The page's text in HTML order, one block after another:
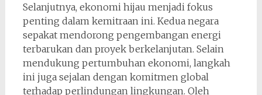
Selanjutnya, ekonomi hijau menjadi fokus
penting dalam kemitraan ini. Kedua negara
sepakat mendorong pengembangan energi
terbarukan dan proyek berkelanjutan. Selain
mendukung pertumbuhan ekonomi, langkah
ini juga sejalan dengan komitmen global
terhadap perlindungan lingkungan. Oleh